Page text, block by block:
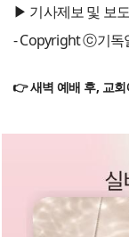
▶ 기사제보 및 보
- Copyright ⓒ기독
👉 새벽 예배 후, 교